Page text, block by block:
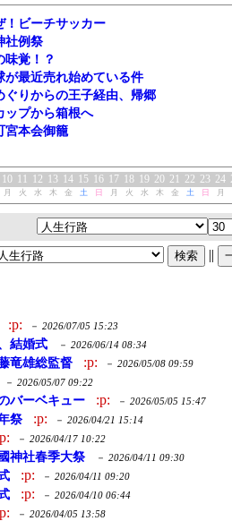
||
:p: － 2026/07/05 15:23
結婚式 － 2026/06/14 08:34
竜雄総監督 :p: － 2026/05/08 09:59
－ 2026/05/07 09:22
バーベキュー :p: － 2026/05/05 15:47
祭 :p: － 2026/04/21 15:14
－ 2026/04/17 10:22
神社春季大祭 － 2026/04/11 09:30
:p: － 2026/04/11 09:20
:p: － 2026/04/10 06:44
－ 2026/04/05 13:58